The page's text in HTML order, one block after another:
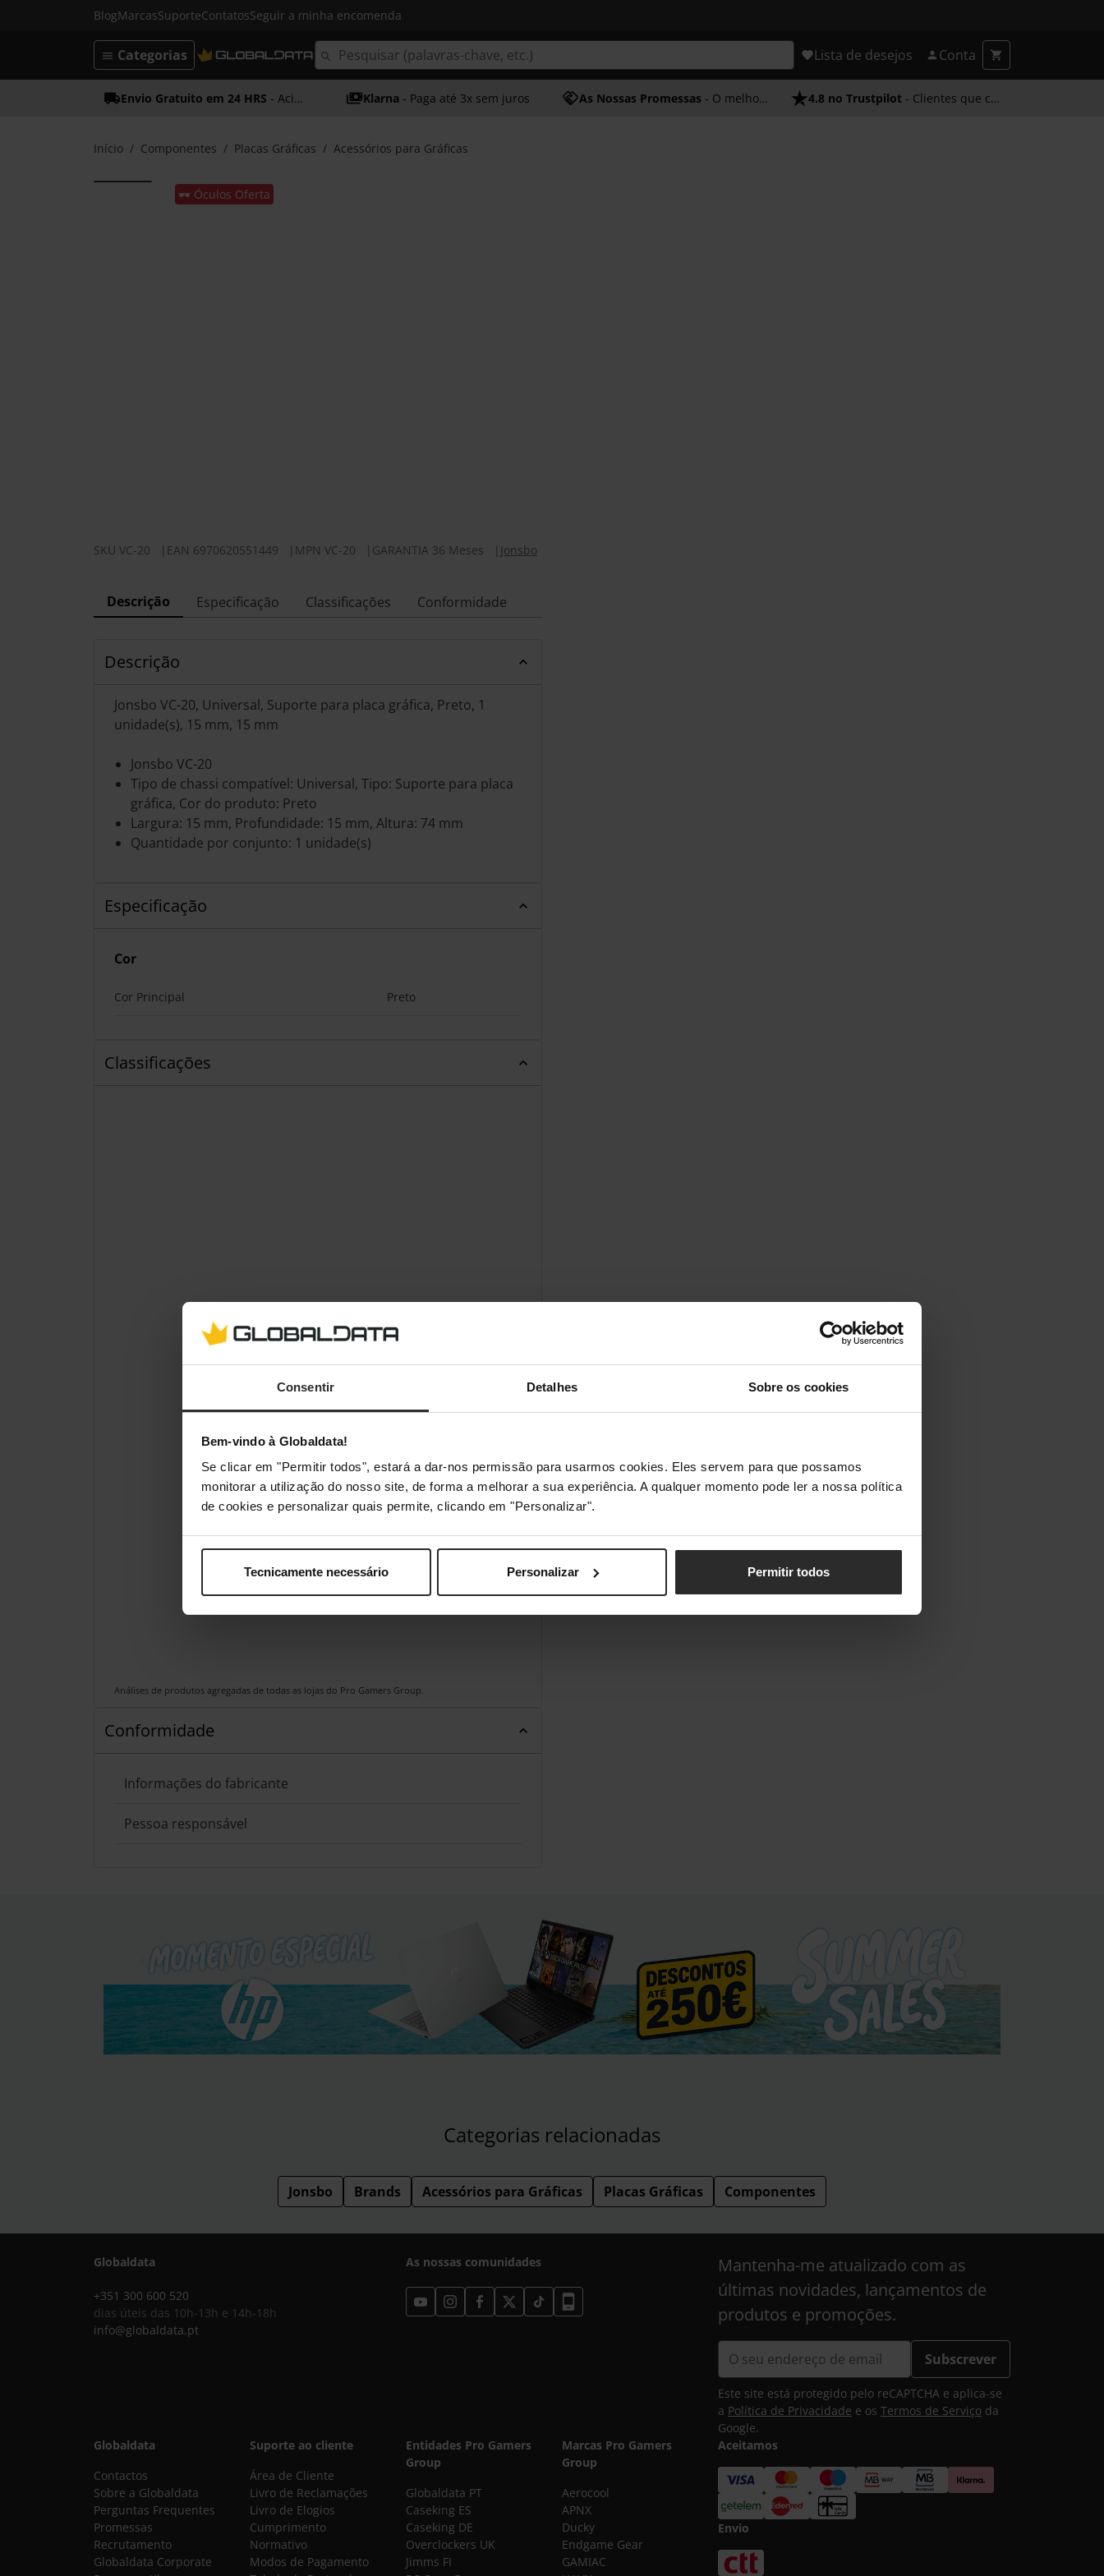
Consentir Detalhes Sobre os cookies
Bem-vindo à Globaldata!
Se clicar em "Permitir todos", estará a dar-nos permissão para usarmos cookies. Eles servem para que possamos
monitorar a utilização do nosso site, de forma a melhorar a sua experiência. A qualquer momento pode ler a nossa política
de cookies e personalizar quais permite, clicando em "Personalizar".
Tecnicamente necessário Personalizar Permitir todos
BlogMarcasSuporteContatosSeguir a minha encomenda
Lista de desejos Conta
Categorias
Envio Gratuito em 24 HRS - Acima dos 50€ Klarna - Paga até 3x sem juros As Nossas Promessas - O melhor atendimento 4.8 no Trustpilot - Clientes que confiam em nós
Início Componentes Placas Gráficas Acessórios para Gráficas
🕶️ Óculos Oferta
SKU VC-20 EAN 6970620551449 MPN VC-20 GARANTIA 36 Meses Jonsbo
Descrição Especificação Classificações Conformidade
Descrição
Jonsbo VC-20, Universal, Suporte para placa gráfica, Preto, 1
unidade(s), 15 mm, 15 mm
Jonsbo VC-20
Tipo de chassi compatível: Universal, Tipo: Suporte para placa
gráfica, Cor do produto: Preto
Largura: 15 mm, Profundidade: 15 mm, Altura: 74 mm
Quantidade por conjunto: 1 unidade(s)
Especificação
Cor
Cor Principal Preto
Classificações
Análises de produtos agregadas de todas as lojas do Pro Gamers Group.
Conformidade
Informações do fabricante
Pessoa responsável
Categorias relacionadas
Jonsbo Brands Acessórios para Gráficas Placas Gráficas Componentes
Globaldata
+351 300 600 520
dias úteis das 10h-13h e 14h-18h
info@globaldata.pt
As nossas comunidades
Mantenha-me atualizado com as
últimas novidades, lançamentos de
produtos e promoções.
Subscrever
Este site está protegido pelo reCAPTCHA e aplica-se
a Política de Privacidade e os Termos de Serviço da
Google.
Globaldata
Contactos
Sobre a Globaldata
Perguntas Frequentes
Promessas
Recrutamento
Globaldata Corporate
Suporte ao cliente
Área de Cliente
Livro de Reclamações
Livro de Elogios
Cumprimento
Normativo
Modos de Pagamento
Entidades Pro Gamers
Group
Globaldata PT
Caseking ES
Caseking DE
Overclockers UK
Jimms FI
Marcas Pro Gamers
Group
Aerocool
APNX
Ducky
Endgame Gear
GAMIAC
Aceitamos
Envio